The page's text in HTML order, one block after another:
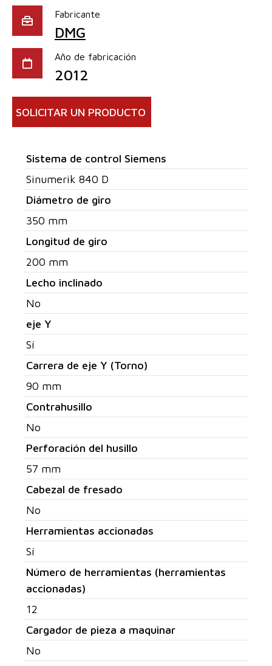
Fabricante
DMG
Año de fabricación
2012
SOLICITAR UN PRODUCTO
Sistema de control Siemens
Sinumerik 840 D
Diámetro de giro
350 mm
Longitud de giro
200 mm
Lecho inclinado
No
eje Y
Sí
Carrera de eje Y (Torno)
90 mm
Contrahusillo
No
Perforación del husillo
57 mm
Cabezal de fresado
No
Herramientas accionadas
Sí
Número de herramientas (herramientas
accionadas)
12
Cargador de pieza a maquinar
No